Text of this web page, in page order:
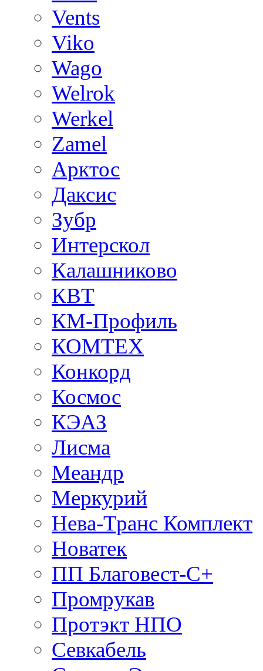
Vents
Viko
Wago
Welrok
Werkel
Zamel
Арктос
Даксис
Зубр
Интерскол
Калашниково
КВТ
КМ-Профиль
КОМТЕХ
Конкорд
Космос
КЭАЗ
Лисма
Меандр
Меркурий
Нева-Транс Комплект
Новатек
ПП Благовест-С+
Промрукав
Протэкт НПО
Севкабель